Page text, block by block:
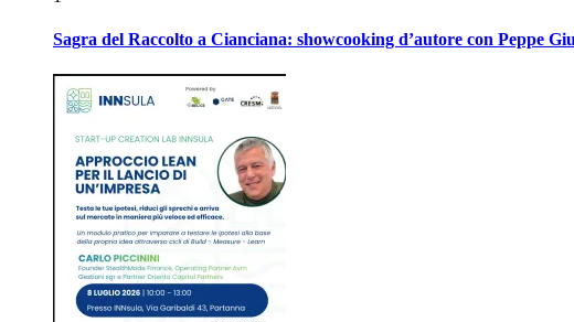
Sagra del Raccolto a Cianciana: showcooking d’autore con Peppe